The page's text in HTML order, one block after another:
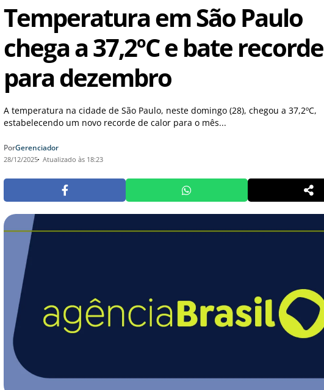
Temperatura em São Paulo
chega a 37,2ºC e bate recorde
para dezembro
A temperatura na cidade de São Paulo, neste domingo (28), chegou a 37,2ºC,
estabelecendo um novo recorde de calor para o mês...
PorGerenciador
28/12/2025 Atualizado às 18:23